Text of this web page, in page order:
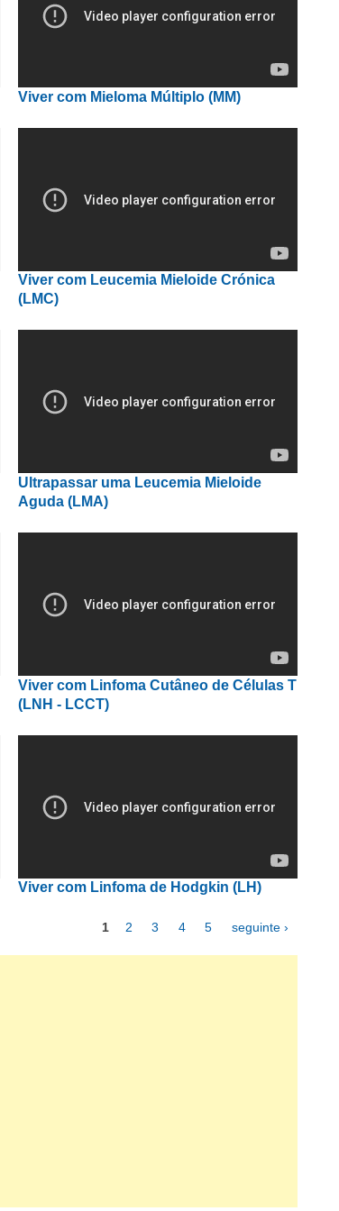
Viver com Mieloma Múltiplo (MM)
Viver com Leucemia Mieloide Crónica
(LMC)
Ultrapassar uma Leucemia Mieloide
Aguda (LMA)
Viver com Linfoma Cutâneo de Células T
(LNH - LCCT)
Viver com Linfoma de Hodgkin (LH)
1 2 3 4 5 seguinte ›